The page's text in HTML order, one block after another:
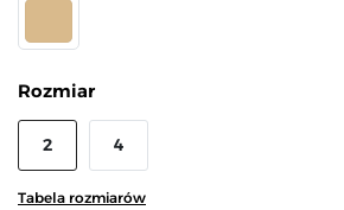
Rozmiar
2 4
Tabela rozmiarów